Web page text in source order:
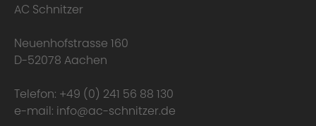
AC Schnitzer
Neuenhofstrasse 160
D-52078 Aachen
Telefon: +49 (0) 241 56 88 130
e-mail: info@ac-schnitzer.de